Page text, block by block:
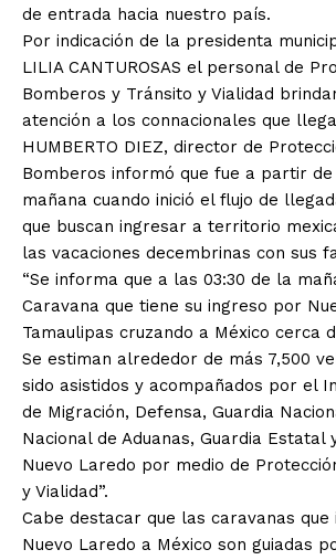
de entrada hacia nuestro país.
Por indicación de la presidenta
LILIA CANTUROSAS el personal de
Bomberos y Tránsito y Vialidad
atención a los connacionales que
HUMBERTO DIEZ, director de
Bomberos informó que fue a partir de
mañana cuando inició el flujo de
que buscan ingresar a territorio
las vacaciones decembrinas con sus
“Se informa que a las 03:30 de la
Caravana que tiene su ingreso por
Tamaulipas cruzando a México cerca
Se estiman alrededor de más 7,500
sido asistidos y acompañados por el
de Migración, Defensa, Guardia
Nacional de Aduanas, Guardia Estatal
Nuevo Laredo por medio de
y Vialidad”.
Cabe destacar que las caravanas
Nuevo Laredo a México son guiadas